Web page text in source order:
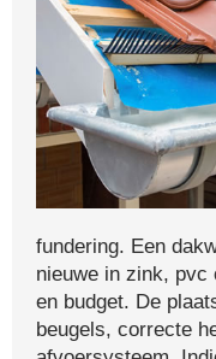
fundering. Een
nieuwe in zink, pvc
en budget. De
beugels, correcte